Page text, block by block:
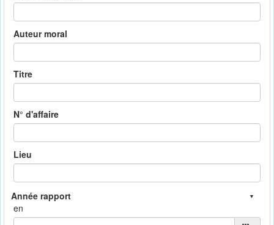
Auteur moral
Titre
N° d'affaire
Lieu
en